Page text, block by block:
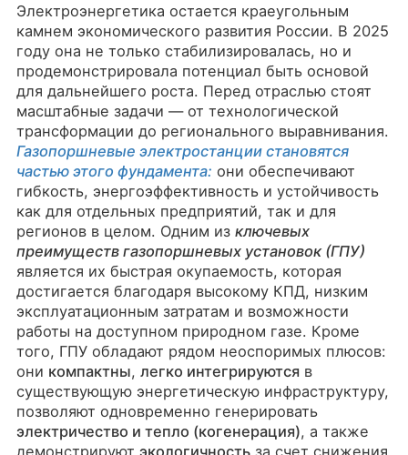
Электроэнергетика остается краеугольным
камнем экономического развития России. В 2025
году она не только стабилизировалась, но и
продемонстрировала потенциал быть основой
для дальнейшего роста. Перед отраслью стоят
масштабные задачи — от технологической
трансформации до регионального выравнивания.
Газопоршневые электростанции становятся
частью этого фундамента: они обеспечивают
гибкость, энергоэффективность и устойчивость
как для отдельных предприятий, так и для
регионов в целом. Одним из ключевых
преимуществ газопоршневых установок (ГПУ)
является их быстрая окупаемость, которая
достигается благодаря высокому КПД, низким
эксплуатационным затратам и возможности
работы на доступном природном газе. Кроме
того, ГПУ обладают рядом неоспоримых плюсов:
они компактны, легко интегрируютсяв
существующую энергетическую инфраструктуру,
позволяют одновременно генерировать
электричество и тепло (когенерация), а также
демонстрируют экологичностьза счет снижения